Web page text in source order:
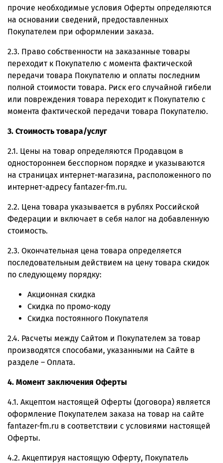
прочие необходимые условия Оферты определяются
на основании сведений, предоставленных
Покупателем при оформлении заказа.
2.3. Право собственности на заказанные товары
переходит к Покупателю с момента фактической
передачи товара Покупателю и оплаты последним
полной стоимости товара. Риск его случайной гибели
или повреждения товара переходит к Покупателю с
момента фактической передачи товара Покупателю.
3. Стоимость товара/услуг
2.1. Цены на товар определяются Продавцом в
одностороннем бесспорном порядке и указываются
на страницах интернет-магазина, расположенного по
интернет-адресу fantazer-fm.ru.
2.2. Цена товара указывается в рублях Российской
Федерации и включает в себя налог на добавленную
стоимость.
2.3. Окончательная цена товара определяется
последовательным действием на цену товара скидок
по следующему порядку:
Акционная скидка
Скидка по промо-коду
Скидка постоянного Покупателя
2.4. Расчеты между Сайтом и Покупателем за товар
производятся способами, указанными на Сайте в
разделе – Оплата.
4. Момент заключения Оферты
4.1. Акцептом настоящей Оферты (договора) является
оформление Покупателем заказа на товар на сайте
fantazer-fm.ru в соответствии с условиями настоящей
Оферты.
4.2. Акцептируя настоящую Оферту, Покупатель